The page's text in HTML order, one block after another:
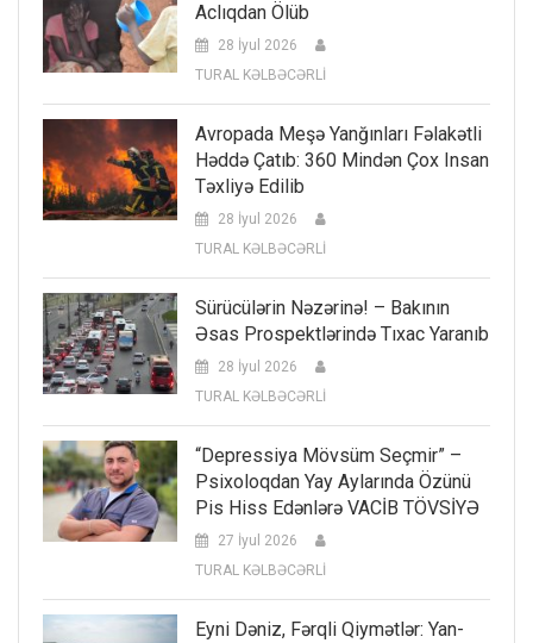
Aclıqdan Ölüb
28 İyul 2026
TURAL KƏLBƏCƏRLİ
Avropada Meşə Yanğınları Fəlakətli
Həddə Çatıb: 360 Mindən Çox Insan
Təxliyə Edilib
28 İyul 2026
TURAL KƏLBƏCƏRLİ
Sürücülərin Nəzərinə! – Bakının
Əsas Prospektlərində Tıxac Yaranıb
28 İyul 2026
TURAL KƏLBƏCƏRLİ
“Depressiya Mövsüm Seçmir” –
Psixoloqdan Yay Aylarında Özünü
Pis Hiss Edənlərə VACİB TÖVSİYƏ
27 İyul 2026
TURAL KƏLBƏCƏRLİ
Eyni Dəniz, Fərqli Qiymətlər: Yan-